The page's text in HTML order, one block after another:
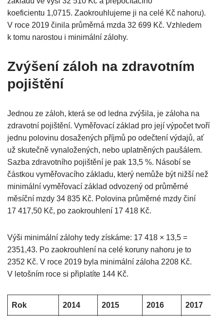
koeficientu 1,0715. Zaokrouhlujeme ji na celé Kč nahoru).
V roce 2019 činila průměrná mzda 32 699 Kč. Vzhledem
k tomu narostou i minimální zálohy.
Zvýšení záloh na zdravotním
pojištění
Jednou ze záloh, která se od ledna zvýšila, je záloha na
zdravotní pojištění. Vyměřovací základ pro její výpočet tvoří
jednu polovinu dosažených příjmů po odečtení výdajů, ať
už skutečně vynaložených, nebo uplatněných paušálem.
Sazba zdravotního pojištění je pak 13,5 %. Násobí se
částkou vyměřovacího základu, který nemůže být nižší než
minimální vyměřovací základ odvozený od průměrné
měsíční mzdy 34 835 Kč. Polovina průměrné mzdy činí
17 417,50 Kč, po zaokrouhlení 17 418 Kč.
Výši minimální zálohy tedy získáme: 17 418 × 13,5 =
2351,43. Po zaokrouhlení na celé koruny nahoru je to
2352 Kč. V roce 2019 byla minimální záloha 2208 Kč.
V letošním roce si připlatíte 144 Kč.
Rok 2014 2015 2016 2017